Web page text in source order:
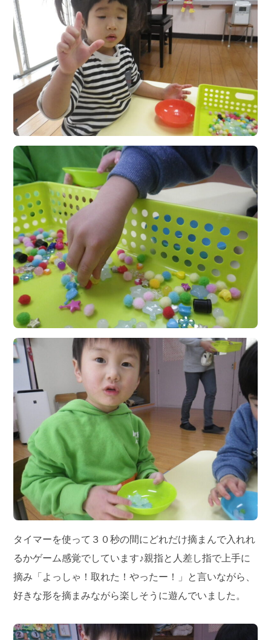
タイマーを使って３０秒の間にどれだけ摘まんで入れれ
るかゲーム感覚でしています♪親指と人差し指で上手に
摘み「よっしゃ！取れた！やったー！」と言いながら、
好きな形を摘まみながら楽しそうに遊んでいました。